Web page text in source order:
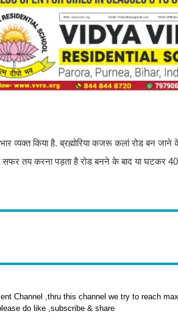
व्यक्त किया है. ब्रह्मोरिया कजरू कलां रोड बन जाने
तय करना पड़ता है रोड बनने के बाद या घटकर
Channel ,thru this channel we try to reach max
do like ,subscribe & share